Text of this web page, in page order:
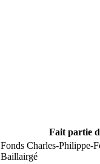
Fait partie
Fonds Charles-Philippe-
Baillairgé